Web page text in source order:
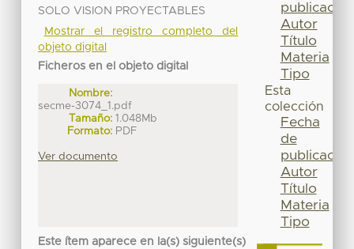
SOLO VISION PROYECTABLES
Mostrar el registro completo del
objeto digital
Ficheros en el objeto digital
Nombre:
secme-3074_1.pdf
Tamaño: 1.048Mb
Formato: PDF
Ver documento
Este ítem aparece en la(s) siguiente(s)
publicación
Autor
Título
Materia
Tipo
Esta
colección
Fecha
de
publicación
Autor
Título
Materia
Tipo